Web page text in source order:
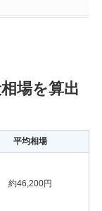
場を算出
平均相場
約46,200円